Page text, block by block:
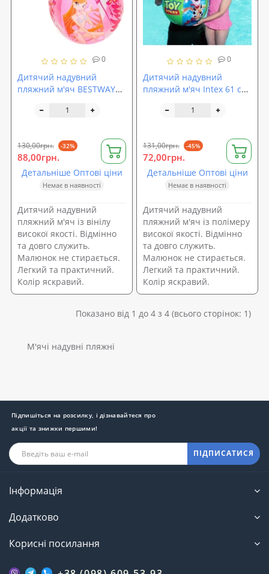
0
Дитячий надувний
пляжний м'яч BESTWAY
130,00грн. -32%
88,00грн.
Детальніше Оптові ціни
Немає в наявності
Дитячий надувний
пляжний м'яч із вінілу
високої якості. Відмінно
та довго служить.
Малюнок не стирається.
Легкий та практичний.
Колір яскравий.
0
Дитячий надувний
пляжний м'яч Intex 61 см
131,00грн. -45%
72,00грн.
Детальніше Оптові ціни
Немає в наявності
Дитячий надувний
пляжний м'яч із полімеру
високої якості. Відмінно
та довго служить.
Малюнок не стирається.
Легкий та практичний.
Колір яскравий.
Показано від 1 до 4 з 4 (всього сторінок: 1)
М'ячі надувні пляжні
Підпишіться на розсилку, і дізнавайтеся про
акції та знижки першими!
ПІДПИСАТИСЯ
Інформація
Додатково
Корисні посилання